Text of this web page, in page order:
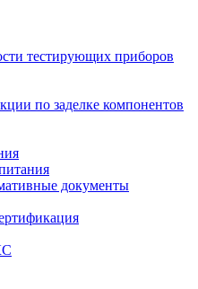
тестирующих приборов
по заделке компонентов
документы